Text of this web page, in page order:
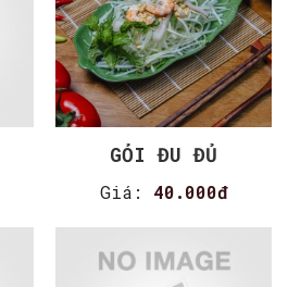
GỎI ĐU ĐỦ
Giá: 40.000đ